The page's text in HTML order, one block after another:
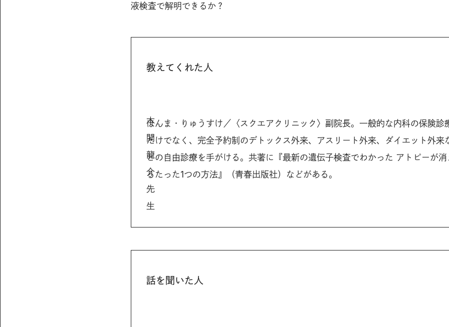
液検査で解明できるか？
本
間
龍
介
先
生
教えてくれた人
ほんま・りゅうすけ／〈スクエアクリニック〉副院長。一般的な内科の保険診
だけでなく、完全予約制のデトックス外来、アスリート外来、ダイエット外来
どの自由診療を手がける。共著に『最新の遺伝子検査でわかった アトピーが消
るたった1つの方法』（青春出版社）などがある。
話を聞いた人